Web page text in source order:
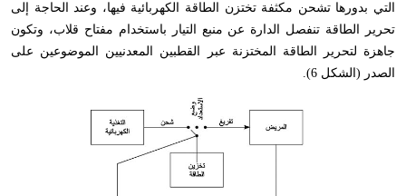
التي بدورها تشحن مكثفة تختزن الطاقة الكهربائية فيها، وعند الحاجة إلى
تحرير الطاقة تنفصل الدارة عن منبع التيار باستخدام مفتاح قلاب، وتكون
جاهزة لتحرير الطاقة المختزنة عبر القطبين المعدنيين الموضوعين على
الصدر (الشكل 6).